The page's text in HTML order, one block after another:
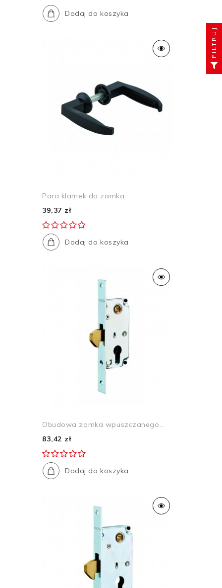
Dodaj do koszyka
Para klamek do zamka...
39,37 zł
Dodaj do koszyka
Obudowa zamka wpuszczanego...
83,42 zł
Dodaj do koszyka
FILTRUJ